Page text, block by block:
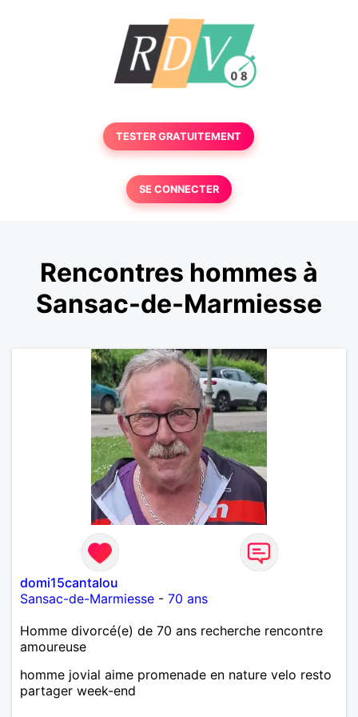
TESTER GRATUITEMENT
SE CONNECTER
Rencontres hommes à
Sansac-de-Marmiesse
domi15cantalou
Sansac-de-Marmiesse - 70 ans
Homme divorcé(e) de 70 ans recherche rencontre
amoureuse
homme jovial aime promenade en nature velo resto
partager week-end